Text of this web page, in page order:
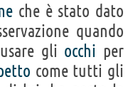
che è stato dato
quando
gli occhi per
come tutti gli